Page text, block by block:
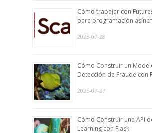
Cómo trabajar con
para programación
2025-07-28
Cómo Construir un
Detección de Fraude con
2025-07-27
Cómo Construir una API
Learning con Flask